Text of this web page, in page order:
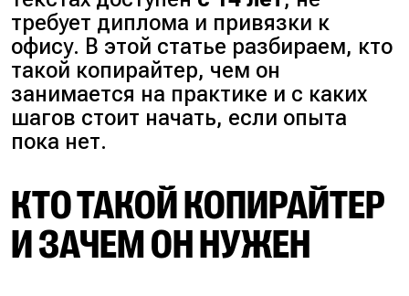
требует диплома и привязки к
офису. В этой статье разбираем, кто
такой копирайтер, чем он
занимается на практике и с каких
шагов стоит начать, если опыта
пока нет.
КТО ТАКОЙ КОПИРАЙТЕР
И ЗАЧЕМ ОН НУЖЕН